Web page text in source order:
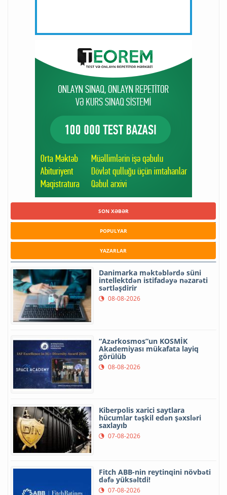
SON XƏBƏR
POPULYAR
YAZARLAR
Danimarka məktəblərdə süni
intellektdən istifadəyə nəzarəti
sərtləşdirir
08-08-2026
“Azərkosmos”un KOSMİK
Akademiyası mükafata layiq
görülüb
08-08-2026
Kiberpolis xarici saytlara
hücumlar təşkil edən şəxsləri
saxlayıb
07-08-2026
Fitch ABB-nin reytinqini növbəti
dəfə yüksəltdi!
07-08-2026